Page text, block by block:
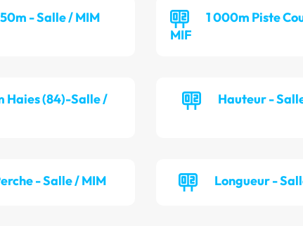
50m - Salle / MIM
1 000m Piste
MIF
Haies (84)-Salle /
Hauteur -
- Salle / MIM Longueur -